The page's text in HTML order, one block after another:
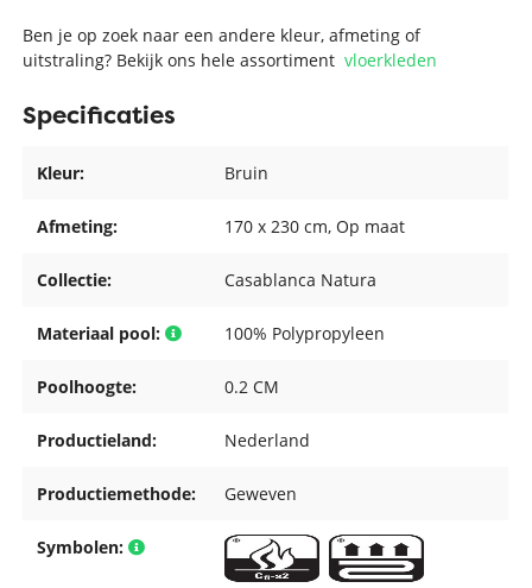
Ben je op zoek naar een andere kleur, afmeting of
uitstraling? Bekijk ons hele assortimentvloerkleden
Specificaties
Kleur: Bruin
Afmeting: 170 x 230 cm, Op maat
Collectie: Casablanca Natura
Materiaal pool: 100% Polypropyleen
Poolhoogte: 0.2 CM
Productieland: Nederland
Productiemethode: Geweven
Symbolen: